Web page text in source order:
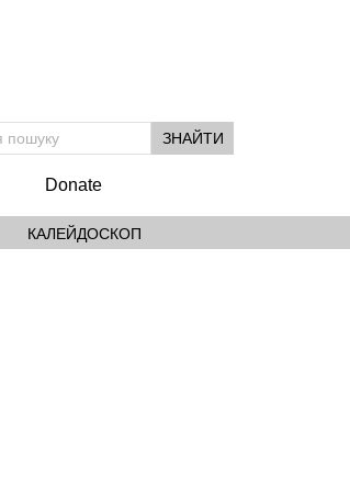
Donate
КАЛЕЙДОСКОП